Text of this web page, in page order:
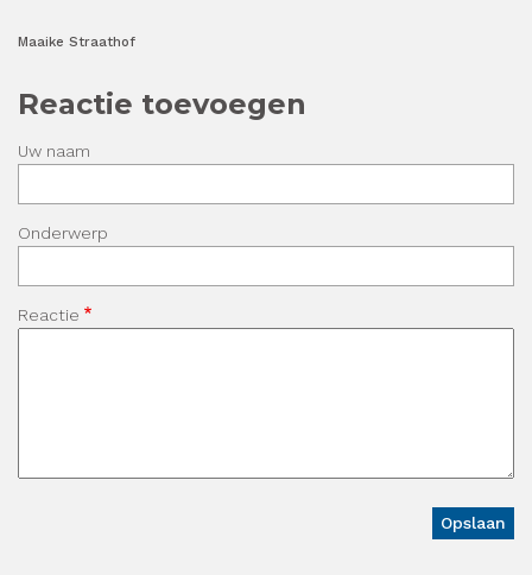
Maaike Straathof
Reactie toevoegen
Uw naam
Onderwerp
Reactie